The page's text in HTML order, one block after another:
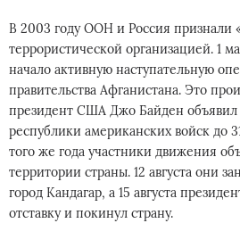
В 2003 году ООН и Россия признали
террористической организацией. 1
начало активную наступательную
правительства Афганистана. Это
президент США Джо Байден объявил
республики американских войск до
того же года участники движения
территории страны. 12 августа они
город Кандагар, а 15 августа
отставку и покинул страну.